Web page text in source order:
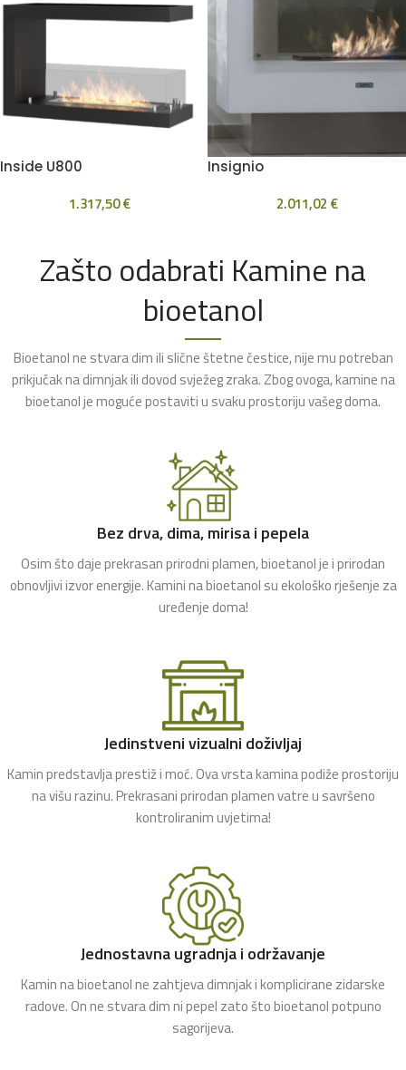
Inside U800
1.317,50€
Insignio
2.011,02 €
Zašto odabrati Kamine na
bioetanol
Bioetanol ne stvara dim ili slične štetne čestice, nije mu potreban
prikjučak na dimnjak ili dovod svježeg zraka. Zbog ovoga, kamine na
bioetanol je moguće postaviti u svaku prostoriju vašeg doma.
Bez drva, dima, mirisa i pepela
Osim što daje prekrasan prirodni plamen, bioetanol je i prirodan
obnovljivi izvor energije. Kamini na bioetanol su ekološko rješenje za
uređenje doma!
Jedinstveni vizualni doživljaj
Kamin predstavlja prestiž i moć. Ova vrsta kamina podiže prostoriju
na višu razinu. Prekrasani prirodan plamen vatre u savršeno
kontroliranim uvjetima!
Jednostavna ugradnja i održavanje
Kamin na bioetanol ne zahtjeva dimnjak i komplicirane zidarske
radove. On ne stvara dim ni pepel zato što bioetanol potpuno
sagorijeva.